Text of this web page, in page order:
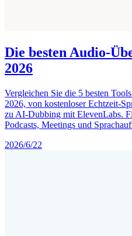
Die besten Audio-
2026
Vergleichen Sie die 5 besten
2026, von kostenloser Echtzeit-
zu AI-Dubbing mit ElevenLabs.
Podcasts, Meetings und
2026/6/22